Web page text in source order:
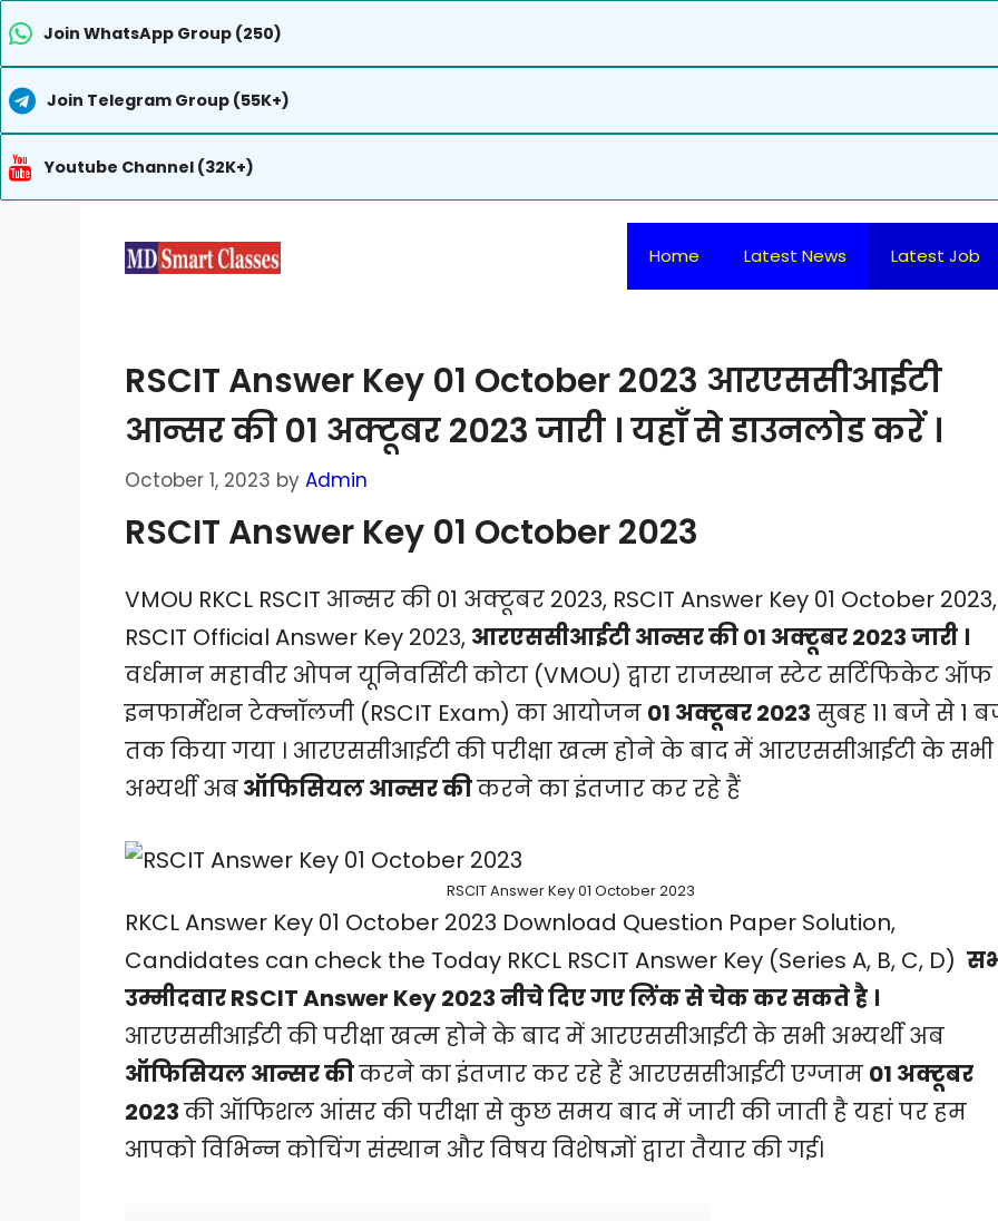
Join WhatsApp Group (250)
Join Telegram Group (55K+)
Youtube Channel (32K+)
Home Latest News Latest Job
RSCIT Answer Key 01 October 2023 आरएससीआईटी
आन्सर की 01 अक्टूबर 2023 जारी । यहाँ से डाउनलोड करें ।
October 1, 2023 by Admin
RSCIT Answer Key 01 October 2023
VMOU RKCL RSCIT आन्सर की 01 अक्टूबर 2023, RSCIT Answer Key 01 October 2023,
RSCIT Official Answer Key 2023, आरएससीआईटी आन्सर की 01 अक्टूबर 2023 जारी ।
वर्धमान महावीर ओपन यूनिवर्सिटी कोटा (VMOU) द्वारा राजस्थान स्टेट सर्टिफिकेट ऑफ
इनफार्मेशन टेक्नॉलजी (RSCIT Exam) का आयोजन 01 अक्टूबर 2023 सुबह 11 बजे से 1
तक किया गया । आरएससीआईटी की परीक्षा खत्म होने के बाद में आरएससीआईटी के सभी
अभ्यर्थी अबऑफिसियल आन्सर कीकरने का इंतजार कर रहे हैं
RSCIT Answer Key 01 October 2023
RKCL Answer Key 01 October 2023 Download Question Paper Solution,
Candidates can check the Today RKCL RSCIT Answer Key (Series A, B, C, D)
उम्मीदवार RSCIT Answer Key 2023 नीचे दिए गए लिंक से चेक कर सकते है ।
आरएससीआईटी की परीक्षा खत्म होने के बाद में आरएससीआईटी के सभी अभ्यर्थी अब
ऑफिसियल आन्सर कीकरने का इंतजार कर रहे हैं आरएससीआईटी एग्जाम 01 अक्टूबर
2023की ऑफिशल आंसर की परीक्षा से कुछ समय बाद में जारी की जाती है यहां पर हम
आपको विभिन्न कोचिंग संस्थान और विषय विशेषज्ञों द्वारा तैयार की गई।